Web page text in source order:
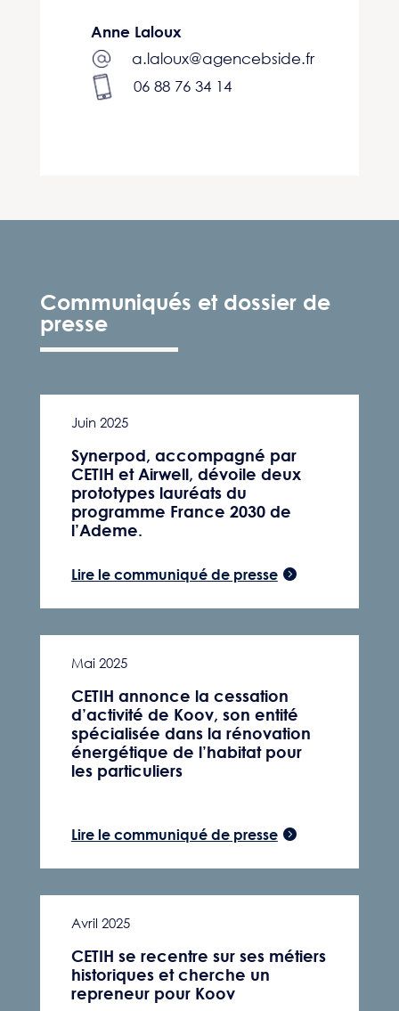
Anne Laloux
a.laloux@agencebside.fr
06 88 76 34 14
Communiqués et dossier de
presse
Juin 2025
Synerpod, accompagné par
CETIH et Airwell, dévoile deux
prototypes lauréats du
programme France 2030 de
l’Ademe.
Lire le communiqué de presse
Mai 2025
CETIH annonce la cessation
d’activité de Koov, son entité
spécialisée dans la rénovation
énergétique de l’habitat pour
les particuliers
Lire le communiqué de presse
Avril 2025
CETIH se recentre sur ses métiers
historiques et cherche un
repreneur pour Koov